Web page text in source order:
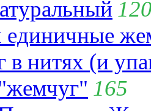
единичные
нитях (и
165